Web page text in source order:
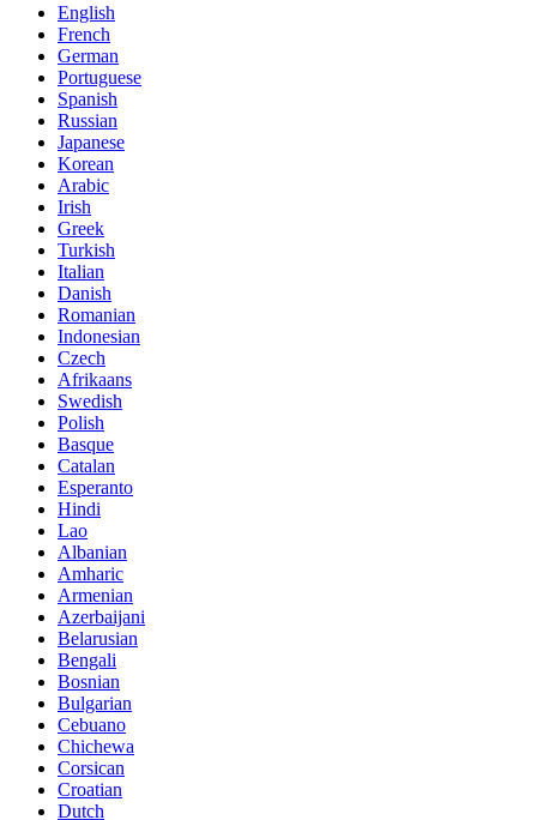
English
French
German
Portuguese
Spanish
Russian
Japanese
Korean
Arabic
Irish
Greek
Turkish
Italian
Danish
Romanian
Indonesian
Czech
Afrikaans
Swedish
Polish
Basque
Catalan
Esperanto
Hindi
Lao
Albanian
Amharic
Armenian
Azerbaijani
Belarusian
Bengali
Bosnian
Bulgarian
Cebuano
Chichewa
Corsican
Croatian
Dutch